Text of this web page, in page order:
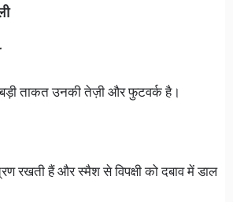
ताकत उनकी तेज़ी और फुटवर्क है।
रखती हैं और स्मैश से विपक्षी को दबाव में डाल